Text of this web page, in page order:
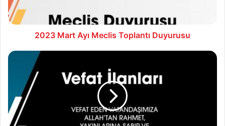
2023 Mart Ayı Meclis Toplantı Duyurusu
24.02.2023